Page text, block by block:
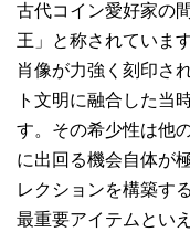
古代コイン愛好家の
王」と称されていま
肖像が力強く刻印さ
ト文明に融合した当
す。その希少性は他
に出回る機会自体が
レクションを構築す
最重要アイテムとい